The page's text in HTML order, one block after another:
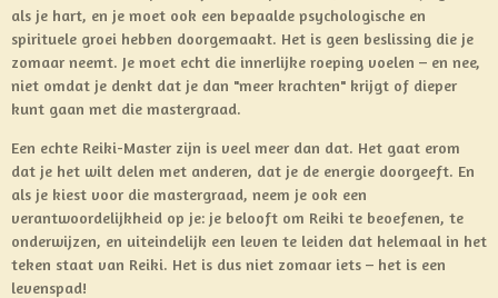
als je hart, en je moet ook een bepaalde psychologische en
spirituele groei hebben doorgemaakt. Het is geen beslissing die je
zomaar neemt. Je moet echt die innerlijke roeping voelen – en nee,
niet omdat je denkt dat je dan "meer krachten" krijgt of dieper
kunt gaan met die mastergraad.
Een echte Reiki-Master zijn is veel meer dan dat. Het gaat erom
dat je het wilt delen met anderen, dat je de energie doorgeeft. En
als je kiest voor die mastergraad, neem je ook een
verantwoordelijkheid op je: je belooft om Reiki te beoefenen, te
onderwijzen, en uiteindelijk een leven te leiden dat helemaal in het
teken staat van Reiki. Het is dus niet zomaar iets – het is een
levenspad!